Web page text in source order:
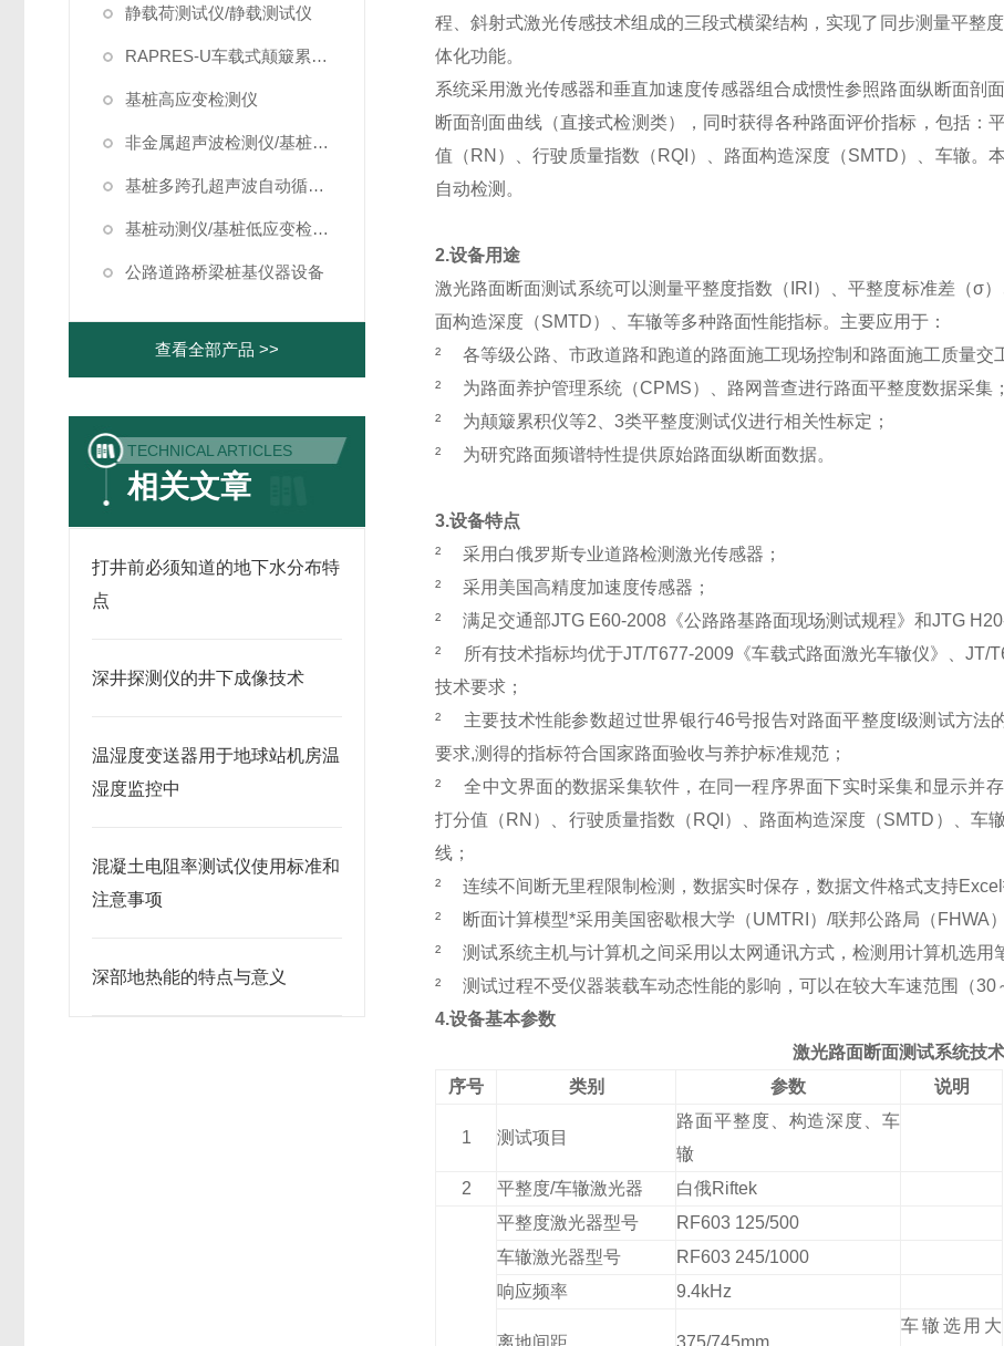
静载荷测试仪/静载测试仪
RAPRES-U车载式颠簸累积仪/颠簸累积仪
基桩高应变检测仪
非金属超声波检测仪/基桩超声波检测仪
基桩多跨孔超声波自动循测仪
基桩动测仪/基桩低应变检测仪
公路道路桥梁桩基仪器设备
查看全部产品 >>
TECHNICAL ARTICLES
相关文章
打井前必须知道的地下水分布特
点
深井探测仪的井下成像技术
温湿度变送器用于地球站机房温
湿度监控中
混凝土电阻率测试仪使用标准和
注意事项
深部地热能的特点与意义
程、斜射式激光传感技术组成的三段式横梁结构，实现了同步测量平整
体化功能。
系统采用激光传感器和垂直加速度传感器组合成惯性参照路面纵断面剖
断面剖面曲线（直接式检测类），同时获得各种路面评价指标，包括：
值（RN）、行驶质量指数（RQI）、路面构造深度（SMTD）、车辙。
自动检测。
2.设备用途
激光路面断面测试系统可以测量平整度指数（IRI）、平整度标准差（σ
面构造深度（SMTD）、车辙等多种路面性能指标。主要应用于：
²各等级公路、市政道路和跑道的路面施工现场控制和路面施工质量交
² 为路面养护管理系统（CPMS）、路网普查进行路面平整度数据采集；
² 为颠簸累积仪等2、3类平整度测试仪进行相关性标定；
² 为研究路面频谱特性提供原始路面纵断面数据。
3.设备特点
²采用白俄罗斯专业道路检测激光传感器；
²采用美国高精度加速度传感器；
²满足交通部JTG E60-2008《公路路基路面现场测试规程》和JTG
²
所有技术指标均优于JT/T677-2009《车载式路面激光车辙仪》、JT/
技术要求；
² 主要技术性能参数超过世界银行46号报告对路面平整度Ι级测试方法
要求,测得的指标符合国家路面验收与养护标准规范；
²全中文界面的数据采集软件，在同一程序界面下实时采集和显示并
打分值（RN）、行驶质量指数（RQI）、路面构造深度（SMTD）、车
线；
²连续不间断无里程限制检测，数据实时保存，数据文件格式支持Excel
²
断面计算模型*采用美国密歇根大学（UMTRI）/联邦公路局（FHWA
²测试系统主机与计算机之间采用以太网通讯方式，检测用计算机选用
²测试过程不受仪器装载车动态性能的影响，可以在较大车速范围（
4.设备基本参数
激光路面断面测试系统技
序号
类别 参数 说明
1 测试项目
路面平整度、构造深度、车
辙
2
平整度/车辙激光器
白俄Riftek
平整度激光器型号
RF603 125/500
车辙激光器型号
RF603 245/1000
响应频率
9.4kHz
离地间距 375/745mm
车辙选用大